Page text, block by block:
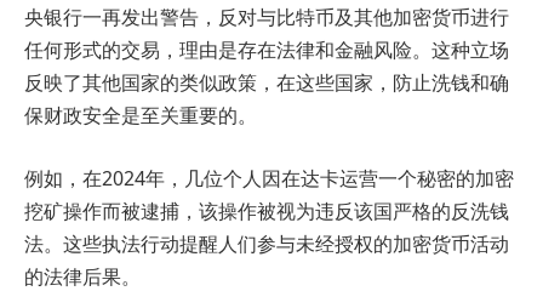
央银行一再发出警告，反对与比特币及其他加密货币进行
任何形式的交易，理由是存在法律和金融风险。这种立场
反映了其他国家的类似政策，在这些国家，防止洗钱和确
保财政安全是至关重要的。
例如，在2024年，几位个人因在达卡运营一个秘密的加密
挖矿操作而被逮捕，该操作被视为违反该国严格的反洗钱
法。这些执法行动提醒人们参与未经授权的加密货币活动
的法律后果。